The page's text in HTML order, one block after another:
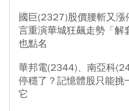
國巨(2327)股價腰斬又漲
言重演華城狂飆走勢「解
也點名
華邦電(2344)、南亞科
停穩了？記憶體股只能挑
它